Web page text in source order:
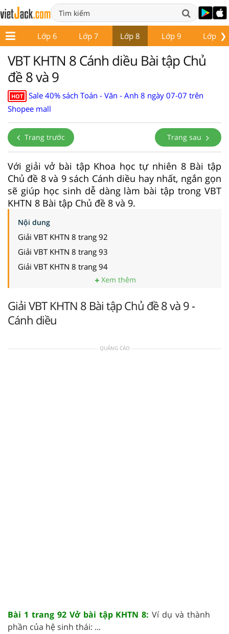
❯
5 Lớp 6 Lớp 7 Lớp 8 Lớp 9 Lớp 10
VBT KHTN 8 Cánh diều Bài tập Chủ
đề 8 và 9
HOT
Sale 40% sách Toán - Văn - Anh 8 ngày 07-07 trên
Shopee mall
Trang trước Trang sau
Với giải vở bài tập Khoa học tự nhiên 8 Bài tập
Chủ đề 8 và 9 sách Cánh diều hay nhất, ngắn gọn
sẽ giúp học sinh dễ dàng làm bài tập trong VBT
KHTN 8 Bài tập Chủ đề 8 và 9.
Nội dung
Giải VBT KHTN 8 trang 92
Giải VBT KHTN 8 trang 93
Giải VBT KHTN 8 trang 94
Xem thêm
Giải VBT KHTN 8 Bài tập Chủ đề 8 và 9 -
Cánh diều
QUẢNG CÁO
Bài 1 trang 92 Vở bài tập KHTN 8:Ví dụ và thành
phần của hệ sinh thái: ...